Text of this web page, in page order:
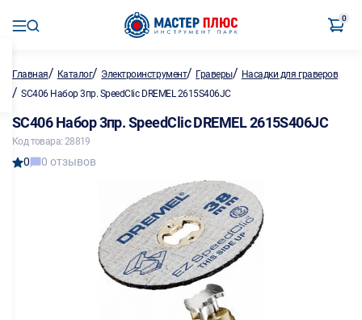
0
Главная/ Каталог/ Электроинструмент/ Граверы/ Насадки для граверов
/ SC406 Набор 3пр. SpeedClic DREMEL 2615S406JC
SC406 Набор 3пр. SpeedClic DREMEL 2615S406JC
Код товара: 28819
0 0 отзывов